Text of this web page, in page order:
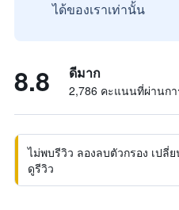
ได้ของเราเท่านั้น
8.8 ดีมาก
2,786 คะแนนที่ผ่านก
ไม่พบรีวิว ลองลบตัวกรอง เปลี่
ดูรีวิว